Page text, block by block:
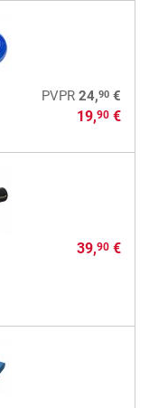
PVPR 24,90€
19,90€
39,90€